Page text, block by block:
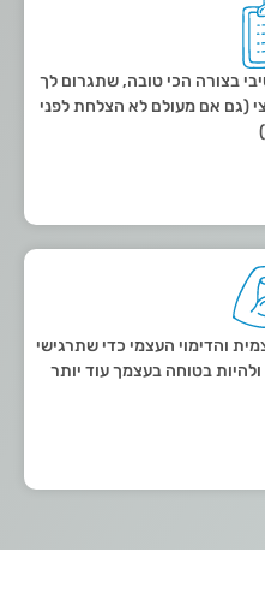
בצורה הכי טובה, שתגרום לך
(גם אם מעולם לא הצלחת לפני
והדימוי העצמי כדי שתרגישי
בטוחה בעצמך עוד יותר